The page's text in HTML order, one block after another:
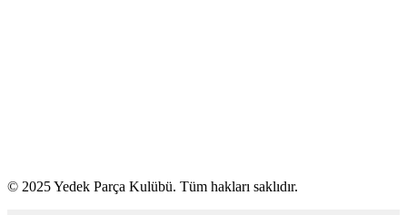
© 2025 Yedek Parça Kulübü. Tüm hakları saklıdır.